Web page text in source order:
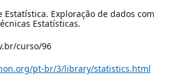
Estatística. Exploração de dados com
Estatísticas.
curso/96
pt-br/3/library/statistics.html